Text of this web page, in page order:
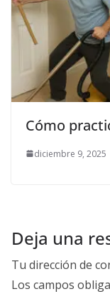
Cómo
diciembre 9, 2025
Deja una
Tu dirección de
Los campos